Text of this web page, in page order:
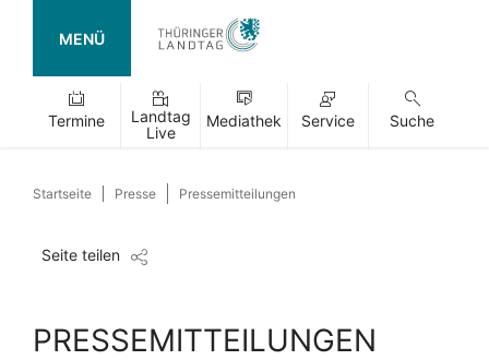
MENÜ
Termine
Landtag
Live
Mediathek Service Suche
Startseite Presse Pressemitteilungen
Seite teilen
PRESSEMITTEILUNGEN